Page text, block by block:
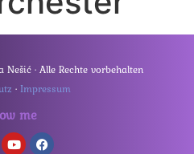
· Alle Rechte vorbehalten
· Impressum
me